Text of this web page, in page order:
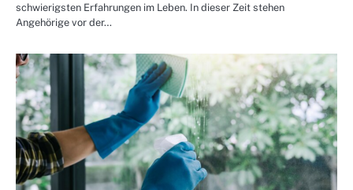
schwierigsten Erfahrungen im Leben. In dieser Zeit stehen
Angehörige vor der…